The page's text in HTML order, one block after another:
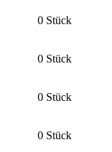
0 Stück
0 Stück
0 Stück
0 Stück